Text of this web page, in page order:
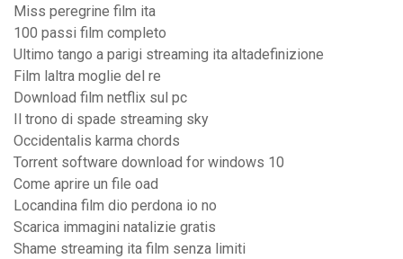
Miss peregrine film ita
100 passi film completo
Ultimo tango a parigi streaming ita altadefinizione
Film laltra moglie del re
Download film netflix sul pc
Il trono di spade streaming sky
Occidentalis karma chords
Torrent software download for windows 10
Come aprire un file oad
Locandina film dio perdona io no
Scarica immagini natalizie gratis
Shame streaming ita film senza limiti